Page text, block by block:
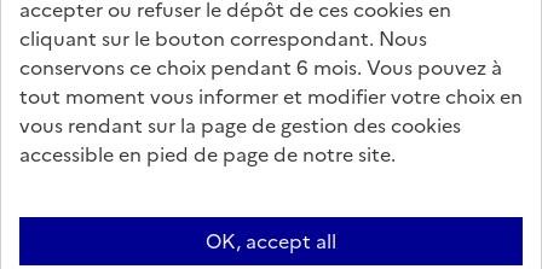
legifrance.gouv.fr
info.gouv.fr
service-public.gouv.fr
data.gouv.fr
Questions fréquentes / Contacts
Informations publiques
accepter ou refuser le dépôt de ces cookies en
cliquant sur le bouton correspondant. Nous
conservons ce choix pendant 6 mois. Vous pouvez à
tout moment vous informer et modifier votre choix en
vous rendant sur la page de gestion des cookies
accessible en pied de page de notre site.
OK, accept all